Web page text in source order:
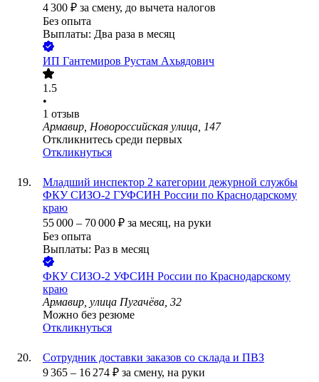
4 300 ₽ за смену, до вычета налогов
Без опыта
Выплаты: Два раза в месяц
ИП Гантемиров Рустам Ахьядович
1.5
•
1 отзыв
Армавир, Новороссийская улица, 147
Откликнитесь среди первых
Откликнуться
Младший инспектор 2 категории дежурной службы
ФКУ СИЗО-2 ГУФСИН России по Краснодарскому
краю
55 000 – 70 000 ₽ за месяц, на руки
Без опыта
Выплаты: Раз в месяц
ФКУ СИЗО-2 УФСИН России по Краснодарскому
краю
Армавир, улица Пугачёва, 32
Можно без резюме
Откликнуться
Сотрудник доставки заказов со склада и ПВЗ
9 365 – 16 274 ₽ за смену, на руки